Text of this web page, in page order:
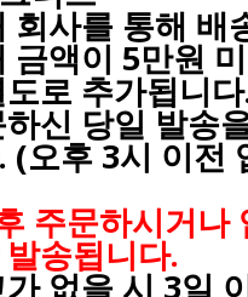
사를 통해 배
액이 5만원
로 추가됩니
신 당일 발송
(오후 3시 이전
주문하시거나
송됩니다.
없을 시 3일